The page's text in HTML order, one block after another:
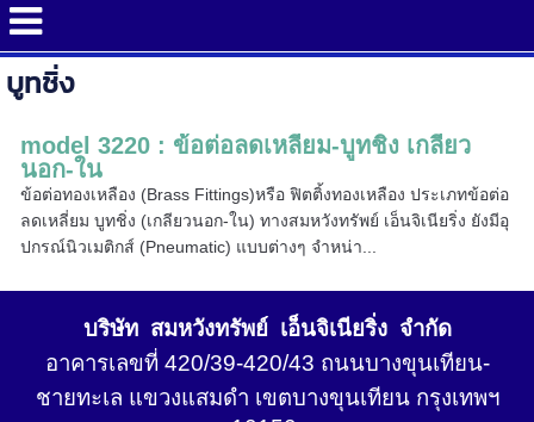
บูทชิ่ง
model 3220 : ข้อต่อลดเหลี่ยม-บูทชิ่ง เกลียว
นอก-ใน
ข้อต่อทองเหลือง (Brass Fittings)หรือ ฟิตติ้งทองเหลือง ประเภทข้อต่อ
ลดเหลี่ยม บูทชิ่ง (เกลียวนอก-ใน) ทางสมหวังทรัพย์ เอ็นจิเนียริ่ง ยังมีอุ
ปกรณ์นิวเมติกส์ (Pneumatic) แบบต่างๆ จำหน่า...
บริษัท สมหวังทรัพย์ เอ็นจิเนียริ่ง จำกัด
อาคารเลขที่ 420/39-420/43 ถนนบางขุนเทียน-
ชายทะเล แขวงแสมดำ เขตบางขุนเทียน กรุงเทพฯ